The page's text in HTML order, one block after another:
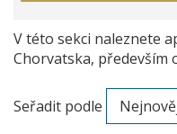
V této sekci naleznete
Chorvatska,
Seřadit podle